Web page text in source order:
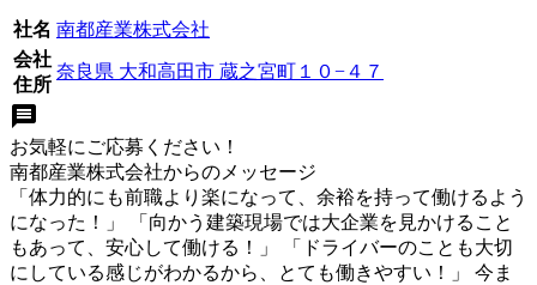
社名 南都産業株式会社
会社
住所
奈良県 大和高田市 蔵之宮町１０−４７
お気軽にご応募ください！
南都産業株式会社からのメッセージ
「体力的にも前職より楽になって、余裕を持って働けるよう
になった！」 「向かう建築現場では大企業を見かけること
もあって、安心して働ける！」 「ドライバーのことも大切
にしている感じがわかるから、とても働きやすい！」 今ま